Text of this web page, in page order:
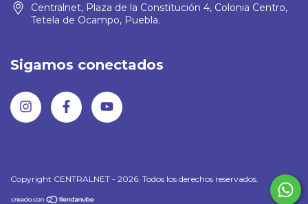
Centralnet, Plaza de la Constitución 4, Colonia Centro,
Tetela de Ocampo, Puebla.
Sigamos conectados
Copyright CENTRALNET - 2026. Todos los derechos reservados.